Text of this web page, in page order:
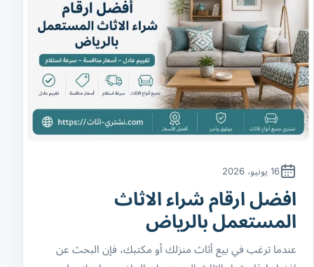
16 يونيو، 2026
افضل ارقام شراء الاثاث
المستعمل بالرياض
عندما ترغب في بيع أثاث منزلك أو مكتبك، فإن البحث عن